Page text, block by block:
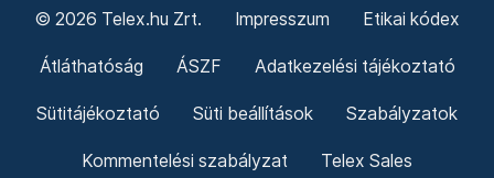
© 2026 Telex.hu Zrt. Impresszum Etikai kódex
Átláthatóság ÁSZF Adatkezelési tájékoztató
Sütitájékoztató Süti beállítások Szabályzatok
Kommentelési szabályzat Telex Sales